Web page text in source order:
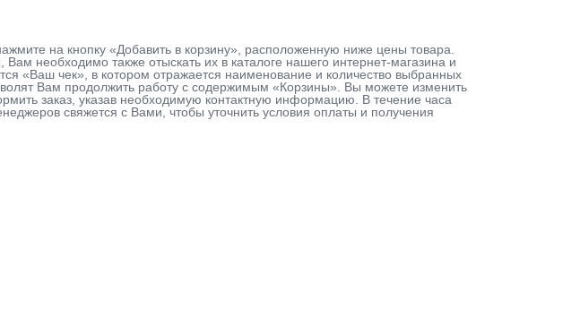
на кнопку «Добавить в корзину», расположенную ниже цены товара.
необходимо также отыскать их в каталоге нашего интернет-магазина и
«Ваш чек», в котором отражается наименование и количество выбранных
Вам продолжить работу с содержимым «Корзины». Вы можете изменить
заказ, указав необходимую контактную информацию. В течение часа
свяжется с Вами, чтобы уточнить условия оплаты и получения